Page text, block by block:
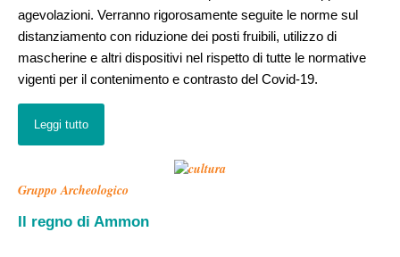
agevolazioni. Verranno rigorosamente seguite le norme sul
distanziamento con riduzione dei posti fruibili, utilizzo di
mascherine e altri dispositivi nel rispetto di tutte le normative
vigenti per il contenimento e contrasto del Covid-19.
Leggi tutto
Gruppo Archeologico
Il regno di Ammon